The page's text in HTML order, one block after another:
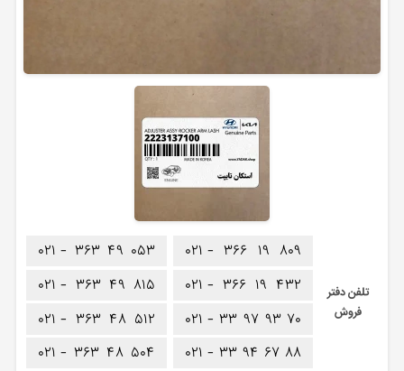
تلفن دفتر
فروش
۰۲۱ - ۳۶۶ ۱۹ ۸۰۹
۰۲۱ - ۳۶۶ ۱۹ ۴۳۲
۰۲۱ - ۳۳ ۹۷ ۹۳ ۷۰
۰۲۱ - ۳۳ ۹۴ ۶۷ ۸۸
۰۲۱ - ۳۶۳ ۴۹ ۰۵۳
۰۲۱ - ۳۶۳ ۴۹ ۸۱۵
۰۲۱ - ۳۶۳ ۴۸ ۵۱۲
۰۲۱ - ۳۶۳ ۴۸ ۵۰۴